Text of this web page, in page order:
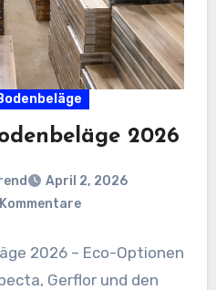
2026
April 2, 2026
2026 – Eco-Optionen
Gerflor und den